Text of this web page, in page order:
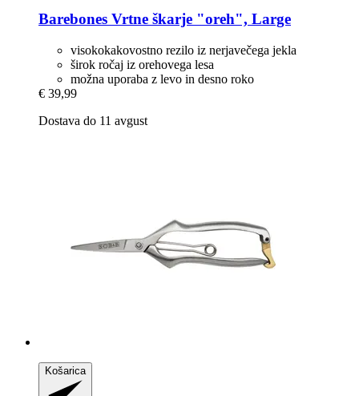
Barebones Vrtne škarje "oreh", Large
visokokakovostno rezilo iz nerjavečega jekla
širok ročaj iz orehovega lesa
možna uporaba z levo in desno roko
€ 39,99
Dostava do 11 avgust
Košarica